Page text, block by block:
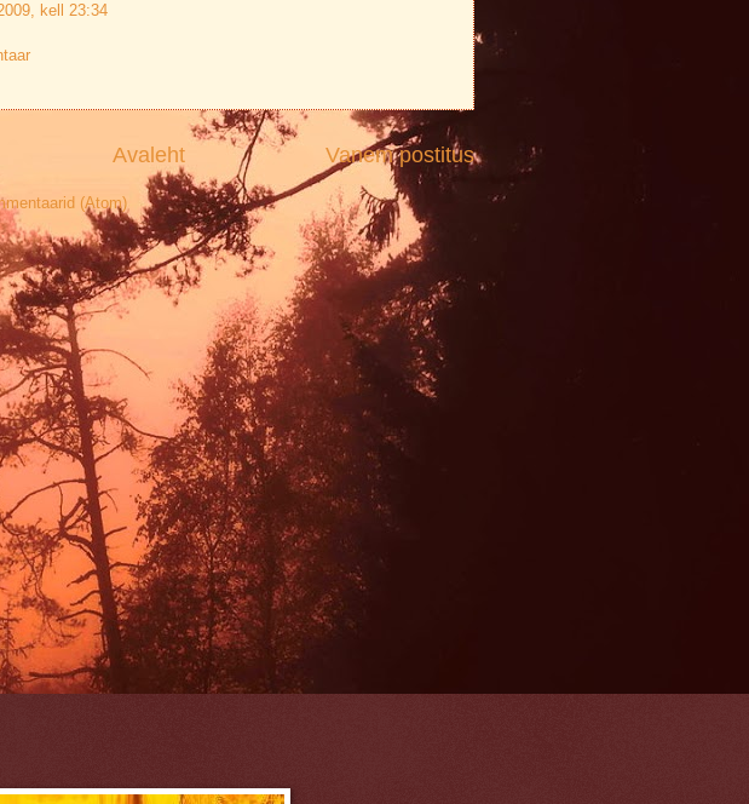
kell 23:34
Vanem postitus
Avaleht
(Atom)